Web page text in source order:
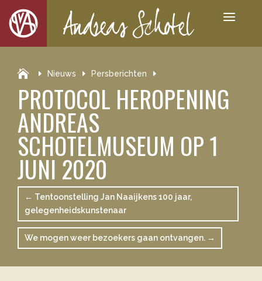
 Nieuws Persberichten
PROTOCOL HEROPENING
ANDREAS
SCHOTELMUSEUM OP 1
JUNI 2020
← Tentoonstelling Jan Naaijkens 100 jaar,
gelegenheidskunstenaar
We mogen weer bezoekers gaan ontvangen. →